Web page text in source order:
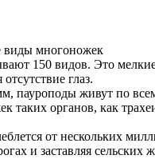
виды многоножек
150 видов. Это
глаз.
пауроподы живут по
таких органов, как
от нескольких
и заставляя сельских